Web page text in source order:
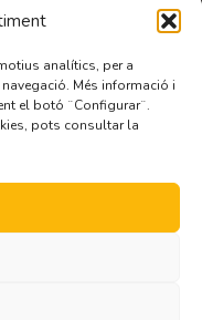
analítics, per a
Més informació i
el botó ¨Configurar¨.
pots consultar la